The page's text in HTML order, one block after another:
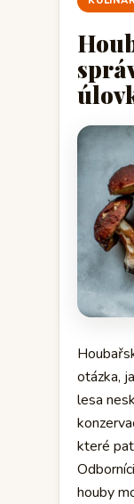
otázka,
lesa
které
houby